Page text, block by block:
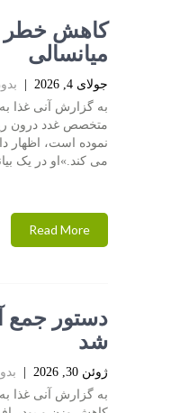
کاهش خطر
میانسالی
جولای 4, 2026
به گزارش آنی غذا
متخصص غدد درون
نموده است، اظهار
می کند.»او در یک
Read More
دستور جمع
شد
ژوئن 30, 2026
به گزارش آنی غذا به